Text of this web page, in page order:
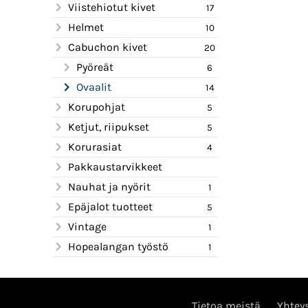
Viistehiotut kivet 17
Helmet 10
Cabuchon kivet 20
Pyöreät 6
Ovaalit 14
Korupohjat 5
Ketjut, riipukset 5
Korurasiat 4
Pakkaustarvikkeet
Nauhat ja nyörit
1
Epäjalot tuotteet 5
Vintage 1
Hopealangan työstö 1